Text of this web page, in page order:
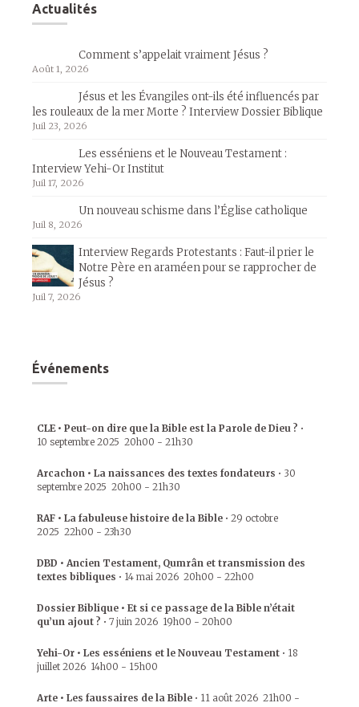
Actualités
Comment s’appelait vraiment Jésus ?
Août 1, 2026
Jésus et les Évangiles ont-ils été influencés par
les rouleaux de la mer Morte ? Interview Dossier Biblique
Juil 23, 2026
Les esséniens et le Nouveau Testament :
Interview Yehi-Or Institut
Juil 17, 2026
Un nouveau schisme dans l’Église catholique
Juil 8, 2026
Interview Regards Protestants : Faut-il prier le
Notre Père en araméen pour se rapprocher de
Jésus ?
Juil 7, 2026
Événements
CLE • Peut-on dire que la Bible est la Parole de Dieu ? •
10 septembre 2025 20h00 - 21h30
Arcachon • La naissances des textes fondateurs • 30
septembre 2025 20h00 - 21h30
RAF • La fabuleuse histoire de la Bible • 29 octobre
2025 22h00 - 23h30
DBD • Ancien Testament, Qumrân et transmission des
textes bibliques • 14 mai 2026 20h00 - 22h00
Dossier Biblique • Et si ce passage de la Bible n’était
qu’un ajout ? • 7 juin 2026 19h00 - 20h00
Yehi-Or • Les esséniens et le Nouveau Testament • 18
juillet 2026 14h00 - 15h00
Arte • Les faussaires de la Bible • 11 août 2026 21h00 -